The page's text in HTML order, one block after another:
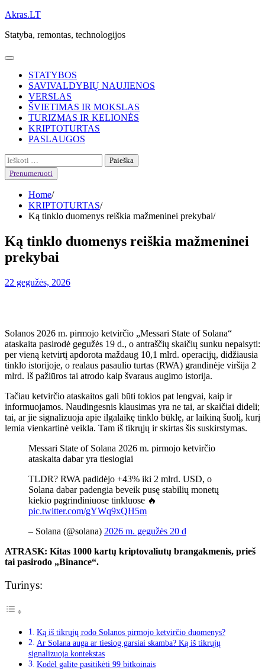
Skip
content
Akras.LT
Statyba, remontas, technologijos
STATYBOS
SAVIVALDYBIŲ NAUJIENOS
VERSLAS
ŠVIETIMAS IR MOKSLAS
TURIZMAS IR KELIONĖS
KRIPTOTURTAS
PASLAUGOS
Ieškoti:
Prenumeruoti
Home
KRIPTOTURTAS
Ką tinklo duomenys reiškia mažmeninei prekybai
Ką tinklo duomenys reiškia mažmeninei
prekybai
22 gegužės, 2026
Solanos 2026 m. pirmojo ketvirčio „Messari State of Solana“
ataskaita pasirodė gegužės 19 d., o antraščių skaičių sunku nepaisyti:
per vieną ketvirtį apdorota maždaug 10,1 mlrd. operacijų, didžiausia
tinklo istorijoje, o realaus pasaulio turtas (RWA) grandinėje viršija 2
mlrd. Iš pažiūros tai atrodo kaip švaraus augimo istorija.
Tačiau ketvirčio ataskaitos gali būti tokios pat lengvai, kaip ir
informuojamos. Naudingesnis klausimas yra ne tai, ar skaičiai dideli;
tai, ar jie signalizuoja apie ilgalaikę tinklo būklę, ar laikiną šuolį, kurį
lemia vienkartinė veikla. Tam iš tikrųjų ir skirtas šis suskirstymas.
Messari State of Solana 2026 m. pirmojo ketvirčio
ataskaita dabar yra tiesiogiai
TLDR? RWA padidėjo +43% iki 2 mlrd. USD, o
Solana dabar padengia beveik pusę stabilių monetų
kiekio pagrindiniuose tinkluose 🔥
pic.twitter.com/gYWq9xQH5m
– Solana (@solana) 2026 m. gegužės 20 d
ATRASK: Kitas 1000 kartų kriptovaliutų brangakmenis, prieš
tai pasirodo „Binance“.
Turinys:
Ką iš tikrųjų rodo Solanos pirmojo ketvirčio duomenys?
Ar Solana auga ar tiesiog garsiai skamba? Ką iš tikrųjų
signalizuoja kontekstas
Kodėl galite pasitikėti 99 bitkoinais